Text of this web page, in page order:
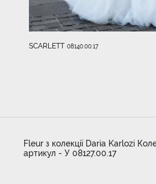
SCARLETT 08140.00.17
Fleur з колекції Daria Karlozi
артикул - У 08127.00.17